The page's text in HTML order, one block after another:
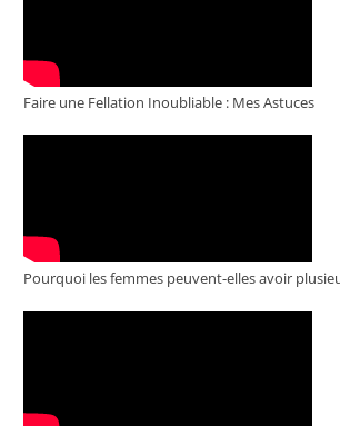
Faire une Fellation Inoubliable : Mes Astuces
Pourquoi les femmes peuvent-elles avoir